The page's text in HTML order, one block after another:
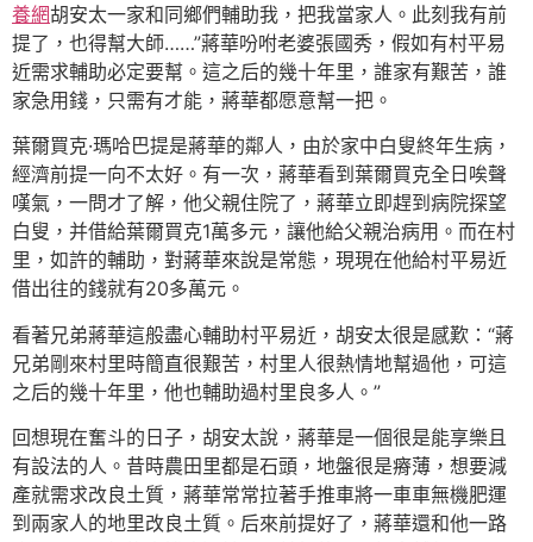
養網胡安太一家和同鄉們輔助我，把我當家人。此刻我有前
提了，也得幫大師……”蔣華吩咐老婆張國秀，假如有村平易
近需求輔助必定要幫。這之后的幾十年里，誰家有艱苦，誰
家急用錢，只需有才能，蔣華都愿意幫一把。
葉爾買克·瑪哈巴提是蔣華的鄰人，由於家中白叟終年生病，
經濟前提一向不太好。有一次，蔣華看到葉爾買克全日唉聲
嘆氣，一問才了解，他父親住院了，蔣華立即趕到病院探望
白叟，并借給葉爾買克1萬多元，讓他給父親治病用。而在村
里，如許的輔助，對蔣華來說是常態，現現在他給村平易近
借出往的錢就有20多萬元。
看著兄弟蔣華這般盡心輔助村平易近，胡安太很是感歎：“蔣
兄弟剛來村里時簡直很艱苦，村里人很熱情地幫過他，可這
之后的幾十年里，他也輔助過村里良多人。”
回想現在奮斗的日子，胡安太說，蔣華是一個很是能享樂且
有設法的人。昔時農田里都是石頭，地盤很是瘠薄，想要減
產就需求改良土質，蔣華常常拉著手推車將一車車無機肥運
到兩家人的地里改良土質。后來前提好了，蔣華還和他一路